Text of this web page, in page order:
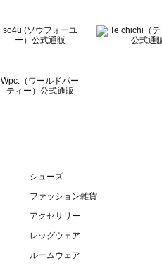
シューズ
ファッション雑貨
アクセサリー
レッグウェア
ルームウェア